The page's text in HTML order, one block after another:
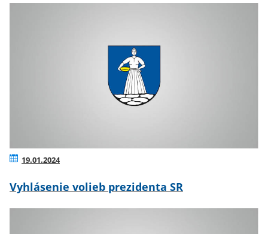
19.01.2024
Vyhlásenie volieb prezidenta SR